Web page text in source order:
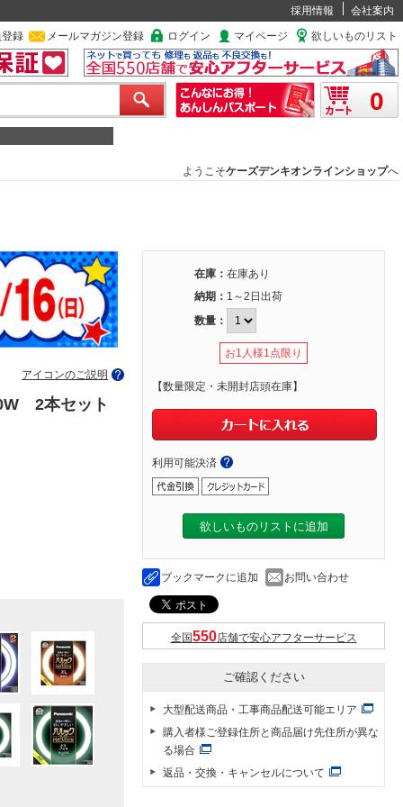
採用情報
会社案内
録 メールマガジン登録 ログイン マイページ 欲しいものリスト
0
ようこそケーズデンキオンラインショップへ
アイコンのご説明
2本セット
在庫： 在庫あり
納期： 1～2日出荷
数量：
お1人様1点限り
【数量限定・未開封店頭在庫】
利用可能決済
欲しいものリストに追加
ブックマークに追加 お問い合わせ
全国 店舗で安心アフターサービス
ご確認ください
大型配送商品・工事商品配送可能エリア
購入者様ご登録住所と商品届け先住所が異な
る場合
返品・交換・キャンセルについて